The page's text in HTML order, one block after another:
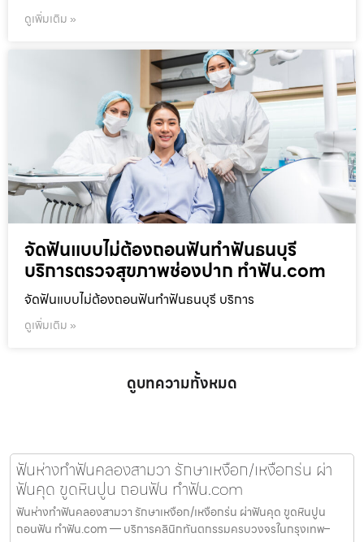
ดูเพิ่มเติม »
จัดฟันแบบไม่ต้องถอนฟันทำฟันธนบุรี
บริการตรวจสุขภาพช่องปาก ทำฟัน.com
จัดฟันแบบไม่ต้องถอนฟันทำฟันธนบุรี บริการ
ดูเพิ่มเติม »
ดูบทความทั้งหมด
ฟันห่างทำฟันคลองสามวา รักษาเหงือก/เหงือกร่น ผ่า
ฟันคุด ขูดหินปูน ถอนฟัน ทำฟัน.com
ฟันห่างทำฟันคลองสามวา รักษาเหงือก/เหงือกร่น ผ่าฟันคุด ขูดหินปูน
ถอนฟัน ทำฟัน.com — บริการคลินิกทันตกรรมครบวงจรในกรุงเทพ–